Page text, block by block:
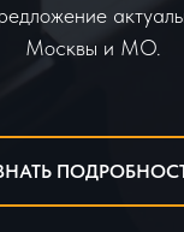
Москвы и МО.